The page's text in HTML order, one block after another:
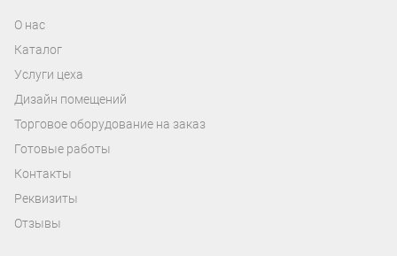
О нас
Каталог
Услуги цеха
Дизайн помещений
Торговое оборудование на заказ
Готовые работы
Контакты
Реквизиты
Отзывы